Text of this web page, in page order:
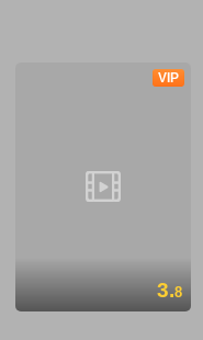
VIP
3.8